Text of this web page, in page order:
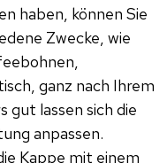
haben, können Sie
Zwecke, wie
ganz nach Ihrem
gut lassen sich die
anpassen.
Kappe mit einem